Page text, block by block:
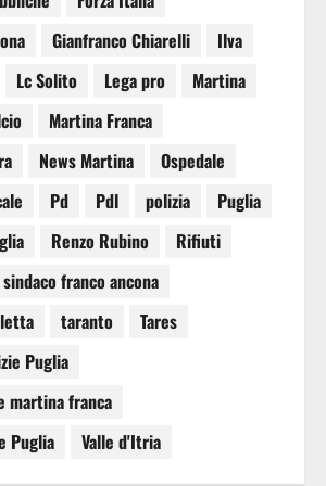
Gianfranco Chiarelli
Ilva
Lc Solito Lega pro
Martina
Martina Franca
News Martina
Ospedale
Pd Pdl polizia
Puglia
Renzo Rubino
Rifiuti
sindaco franco ancona
taranto
Tares
Puglia
martina franca
Puglia
Valle d'Itria